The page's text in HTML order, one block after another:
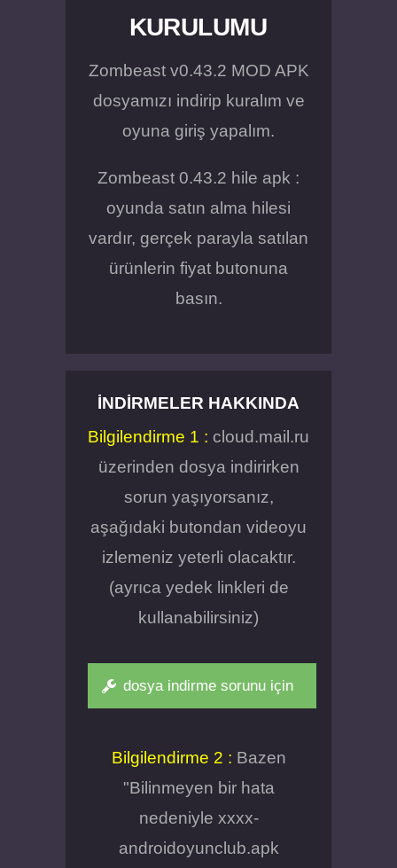
KURULUMU
Zombeast v0.43.2 MOD APK
dosyamızı indirip kuralım ve
oyuna giriş yapalım.
Zombeast 0.43.2 hile apk :
oyunda satın alma hilesi
vardır, gerçek parayla satılan
ürünlerin fiyat butonuna
basın.
İNDIRMELER HAKKINDA
Bilgilendirme 1 : cloud.mail.ru
üzerinden dosya indirirken
sorun yaşıyorsanız,
aşağıdaki butondan videoyu
izlemeniz yeterli olacaktır.
(ayrıca yedek linkleri de
kullanabilirsiniz)
dosya indirme sorunu için
Bilgilendirme 2 : Bazen
"Bilinmeyen bir hata
nedeniyle xxxx-
androidoyunclub.apk